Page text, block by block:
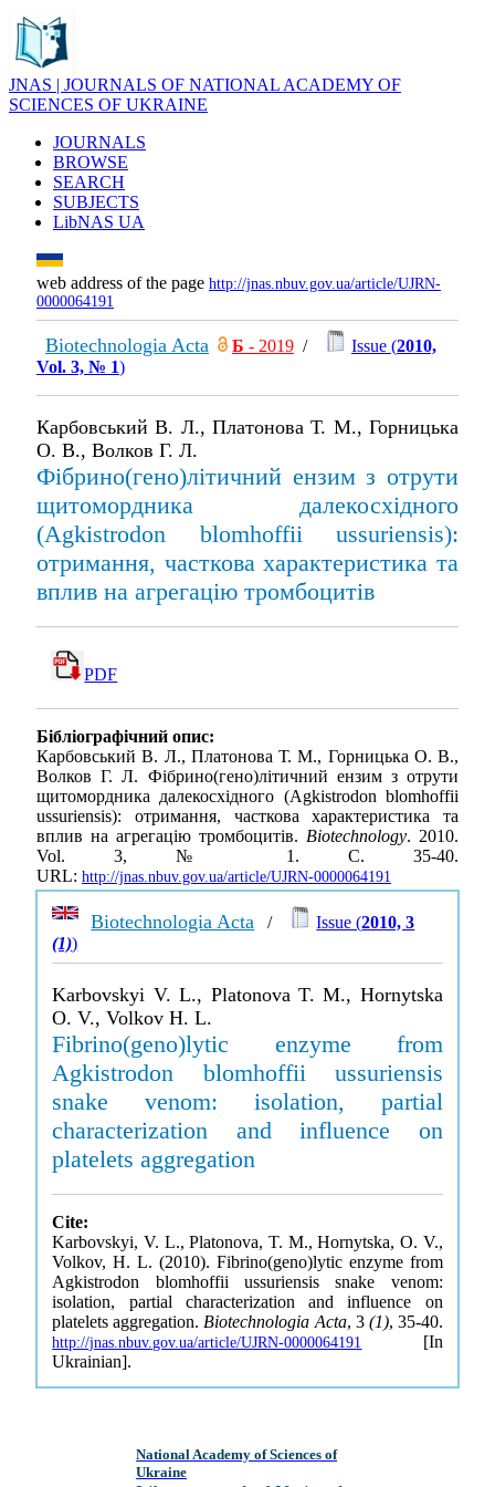
JNAS | JOURNALS OF NATIONAL ACADEMY OF
SCIENCES OF UKRAINE
JOURNALS
BROWSE
SEARCH
SUBJECTS
LibNAS UA
web address of the page http://jnas.nbuv.gov.ua/article/UJRN-
0000064191
Biotechnologia Acta Б - 2019 / Issue (2010,
Vol. 3, № 1)
Карбовський В. Л., Платонова Т. М., Горницька
О. В., Волков Г. Л.
Фібрино(гено)літичний ензим з отрути
щитомордника далекосхідного
(Аgkistrodon blomhoffii ussuriensis):
отримання, часткова характеристика та
вплив на агрегацію тромбоцитів
PDF
Бібліографічний опис:
Карбовський В. Л., Платонова Т. М., Горницька О. В.,
Волков Г. Л. Фібрино(гено)літичний ензим з отрути
щитомордника далекосхідного (Аgkistrodon blomhoffii
ussuriensis): отримання, часткова характеристика та
вплив на агрегацію тромбоцитів. Biotechnology. 2010.
Vol. 3, № 1. С. 35-40.
URL: http://jnas.nbuv.gov.ua/article/UJRN-0000064191
Biotechnologia Acta / Issue (2010, 3
(1))
Karbovskyi V. L., Platonova T. M., Hornytska
O. V., Volkov H. L.
Fibrino(geno)lytic enzyme from
Agkistrodon blomhoffii ussuriensis
snake venom: isolation, partial
characterization and influence on
platelets aggregation
Cite:
Karbovskyi, V. L., Platonova, T. M., Hornytska, O. V.,
Volkov, H. L. (2010). Fibrino(geno)lytic enzyme from
Agkistrodon blomhoffii ussuriensis snake venom:
isolation, partial characterization and influence on
platelets aggregation. Biotechnologia Acta, 3 (1), 35-40.
http://jnas.nbuv.gov.ua/article/UJRN-0000064191
[In
Ukrainian].
National Academy of Sciences of
Ukraine